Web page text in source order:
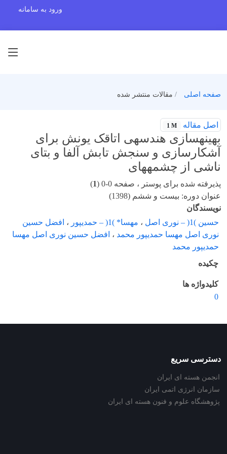
ورود به سامانه
صفحه اصلی مقالات منتشر شده
اصل مقاله 1 M
بهینهسازی هندسهی اتاقک یونش برای
آشکارسازی و سنجش تابش آلفا و بتای
ناشی از چشمههای
پذیرفته شده برای پوستر ، صفحه 0-0 ( 1
)
عنوان دوره: بیست و ششم (1398)
نویسندگان
حسین )1( – نوری اصل
، مهسا* )1( – حمدیپور ، افضل حسین
نوری اصل مهسا حمدیپور محمد ، افضل حسین نوری اصل مهسا
حمدیپور محمد
چکیده
کلیدواژه ها
0
دسترسی سریع
انجمن هسته ای ایران
سازمان انرژی اتمی ایران
پژوهشگاه علوم و فنون هسته ای ایران